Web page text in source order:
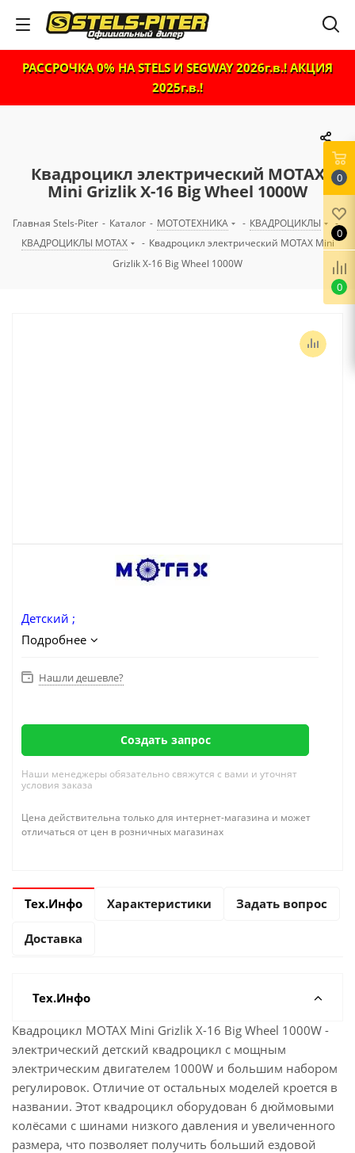
РАССРОЧКА 0% НА STELS И SEGWAY 2026г.в.! АКЦИЯ
2025г.в.!
Квадроцикл электрический MOTAX
Mini Grizlik X-16 Big Wheel 1000W
Главная Stels-Piter - Каталог - МОТОТЕХНИКА - КВАДРОЦИКЛЫ
-
КВАДРОЦИКЛЫ MOTAX
- Квадроцикл электрический MOTAX Mini
Grizlik X-16 Big Wheel 1000W
Детский ;
Подробнее
Нашли дешевле?
Создать запрос
Наши менеджеры обязательно свяжутся с вами и уточнят
условия заказа
Цена действительна только для интернет-магазина и может
отличаться от цен в розничных магазинах
Тех.Инфо Характеристики Задать вопрос
Доставка
Тех.Инфо
Квадроцикл MOTAX Mini Grizlik X-16 Big Wheel 1000W -
электрический детский квадроцикл с мощным
электрическим двигателем 1000W и большим набором
регулировок. Отличие от остальных моделей кроется в
названии. Этот квадроцикл оборудован 6 дюймовыми
колёсами с шинами низкого давления и увеличенного
размера, что позволяет получить больший ездовой
0
0
0